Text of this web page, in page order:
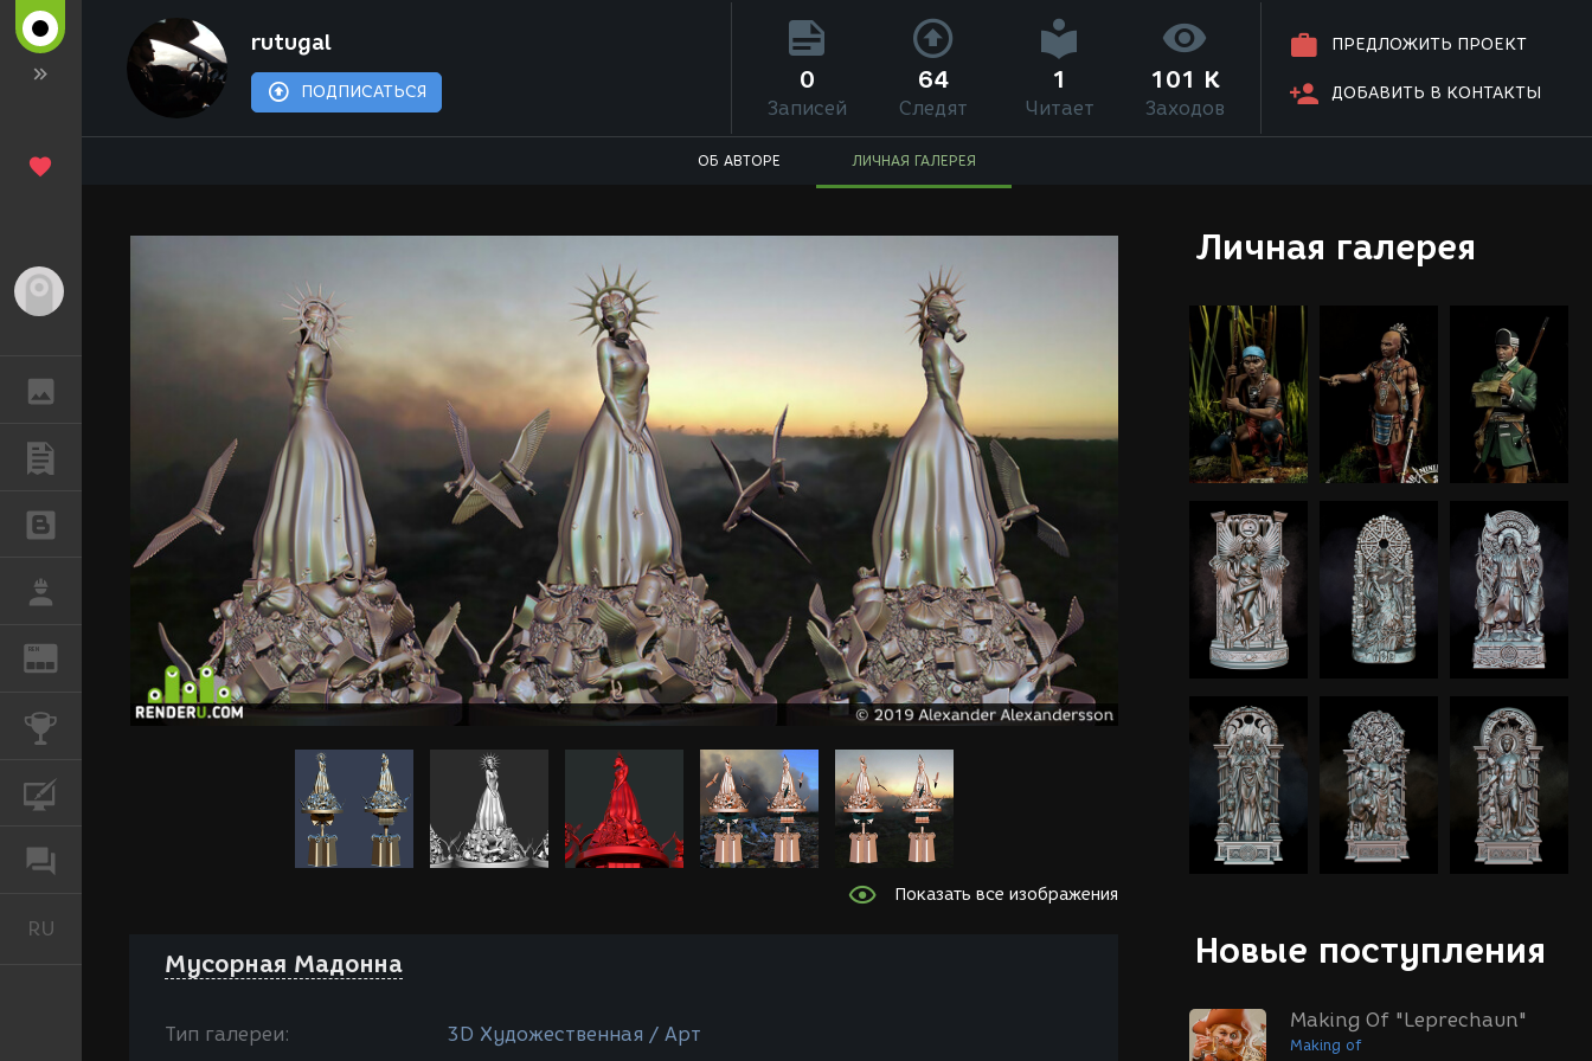
REN
КОНКУРСЫ
RU
rutugal
ПОДПИСАТЬСЯ
ПРЕДЛОЖИТЬ ПРОЕКТ
ДОБАВИТЬ В КОНТАКТЫ
0
Записей
64
Следят
1
Читает
101 K
Заходов
ОБ АВТОРЕ ЛИЧНАЯ ГАЛЕРЕЯ
Личная галерея
Новые поступления
Making Of "Leprechaun"
Making of
Показать все изображения
Мусорная Мадонна
Тип галереи: 3D Художественная / Арт